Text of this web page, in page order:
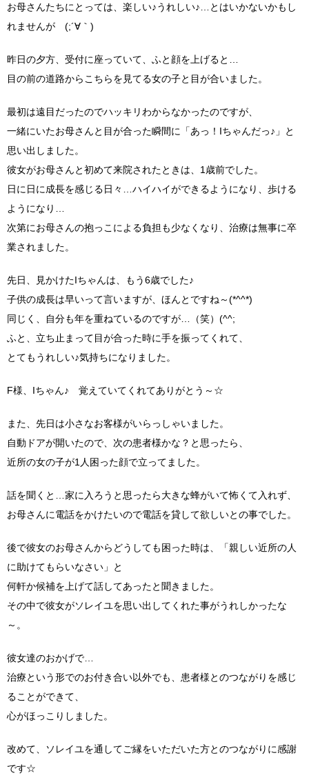
お母さんたちにとっては、楽しい♪うれしい♪…とはいかないかもし
れませんが (;´∀｀)
昨日の夕方、受付に座っていて、ふと顔を上げると…
目の前の道路からこちらを見てる女の子と目が合いました。
最初は遠目だったのでハッキリわからなかったのですが、
一緒にいたお母さんと目が合った瞬間に「あっ！Iちゃんだっ♪」と
思い出しました。
彼女がお母さんと初めて来院されたときは、1歳前でした。
日に日に成長を感じる日々…ハイハイができるようになり、歩ける
ようになり…
次第にお母さんの抱っこによる負担も少なくなり、治療は無事に卒
業されました。
先日、見かけたIちゃんは、もう6歳でした♪
子供の成長は早いって言いますが、ほんとですね～(*^^*)
同じく、自分も年を重ねているのですが…（笑）(^^;
ふと、立ち止まって目が合った時に手を振ってくれて、
とてもうれしい♪気持ちになりました。
F様、Iちゃん♪ 覚えていてくれてありがとう～☆
また、先日は小さなお客様がいらっしゃいました。
自動ドアが開いたので、次の患者様かな？と思ったら、
近所の女の子が1人困った顔で立ってました。
話を聞くと…家に入ろうと思ったら大きな蜂がいて怖くて入れず、
お母さんに電話をかけたいので電話を貸して欲しいとの事でした。
後で彼女のお母さんからどうしても困った時は、「親しい近所の人
に助けてもらいなさい」と
何軒か候補を上げて話してあったと聞きました。
その中で彼女がソレイユを思い出してくれた事がうれしかったな
～。
彼女達のおかげで…
治療という形でのお付き合い以外でも、患者様とのつながりを感じ
ることができて、
心がほっこりしました。
改めて、ソレイユを通してご縁をいただいた方とのつながりに感謝
です☆